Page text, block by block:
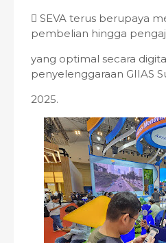
 SEVA terus berupaya
pembelian hingga
yang optimal secara
penyelenggaraan GIIAS
2025.